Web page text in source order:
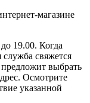
магазине
19.00. Когда
служба свяжется
выбрать
Осмотрите
указанной